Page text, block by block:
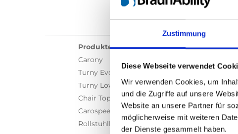
Zustimmung
Diese Webseite verwendet
Wir verwenden Cookies, um
und die Zugriffe auf unsere
Website an unsere Partner für
möglicherweise mit weiteren
der Dienste gesammelt haben.
Produkte
Carony
Turny Evo
Turny Low Vehicle
Chair Topper
Carospeed Classic
Rollstuhllifte